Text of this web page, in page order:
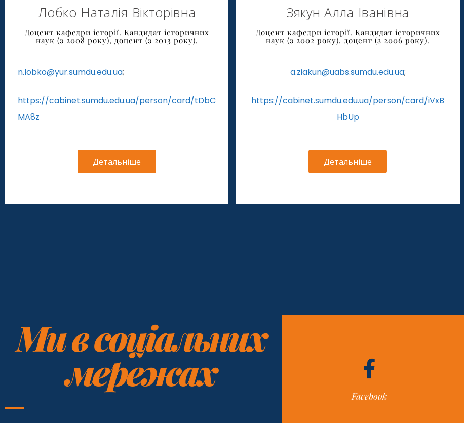
Лобко Наталія Вікторівна
Доцент кафедри історії. Кандидат історичних
наук (з 2008 року), доцент (з 2013 року).
n.lobko@yur.sumdu.edu.ua;
https://cabinet.sumdu.edu.ua/person/card/tDbC
MA8z
Детальніше
Зякун Алла Іванівна
Доцент кафедри історії. Кандидат історичних
наук (з 2002 року), доцент (з 2006 року).
a.ziakun@uabs.sumdu.edu.ua;
https://cabinet.sumdu.edu.ua/person/card/iVxB
HbUp
Детальніше
Ми в соціальних
мережах
Facebook